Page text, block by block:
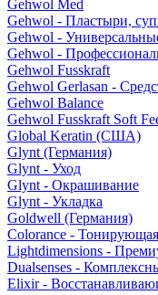
Gehwol Med
Gehwol - Пластыри,
Gehwol -
Gehwol -
Gehwol Fusskraft
Gehwol Gerlasan -
Gehwol Balance
Gehwol Fusskraft Soft
Global Keratin (США)
Glynt (Германия)
Glynt - Уход
Glynt - Окрашивание
Glynt - Укладка
Goldwell (Германия)
Colorance -
Lightdimensions -
Dualsenses -
Elixir -